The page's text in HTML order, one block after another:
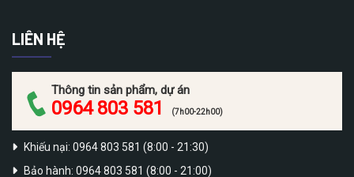
LIÊN HỆ
Thông tin sản phẩm, dự án
0964 803 581 (7h00-22h00)
Khiếu nại: 0964 803 581 (8:00 - 21:30)
Bảo hành: 0964 803 581 (8:00 - 21:00)